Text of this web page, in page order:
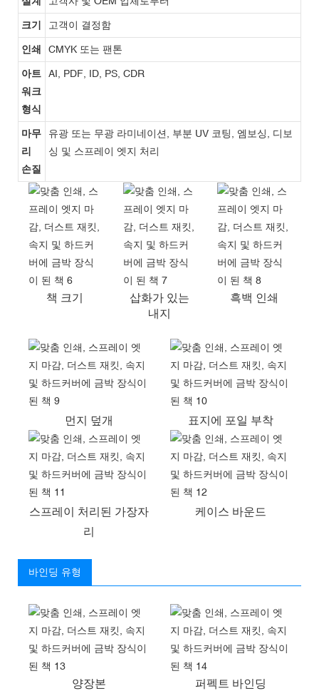
크기 고객이 결정함
인쇄 CMYK 또는 팬톤
아트
워크
형식
AI, PDF, ID, PS, CDR
마무
리
손질
유광 또는 무광 라미네이션, 부분 UV 코팅, 엠보싱, 디보
싱 및 스프레이 엣지 처리
책 크기
삽화가 있는
내지
흑백 인쇄
먼지 덮개 표지에 포일 부착
스프레이 처리된 가장자
리
케이스 바운드
바인딩 유형
양장본 퍼펙트 바인딩